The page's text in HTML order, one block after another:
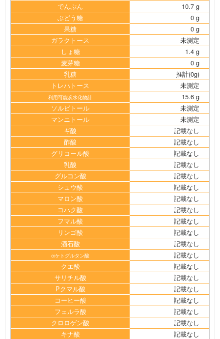
でんぷん
10.7 g
ぶどう糖
0 g
果糖
0 g
ガラクトース
未測定
しょ糖
1.4 g
麦芽糖
0 g
乳糖
推計(0g)
トレハトース
未測定
利用可能炭水化物計
15.6 g
ソルビトール
未測定
マンニトール
未測定
ギ酸
記載なし
酢酸
記載なし
グリコール酸
記載なし
乳酸
記載なし
グルコン酸
記載なし
シュウ酸
記載なし
マロン酸
記載なし
コハク酸
記載なし
フマル酸
記載なし
リンゴ酸
記載なし
酒石酸
記載なし
αケトグルタン酸
記載なし
クエ酸
記載なし
サリチル酸
記載なし
Pクマル酸
記載なし
コーヒー酸
記載なし
フェルラ酸
記載なし
クロロゲン酸
記載なし
キナ酸
記載なし